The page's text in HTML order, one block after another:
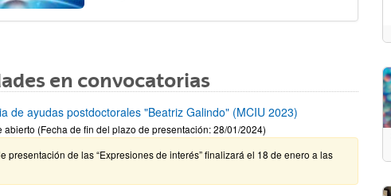
en convocatorias
de ayudas postdoctorales "Beatriz Galindo" (MCIU 2023)
abierto (Fecha de fin del plazo de presentación: 28/01/2024)
presentación de las “Expresiones de interés” finalizará el 18 de enero a las